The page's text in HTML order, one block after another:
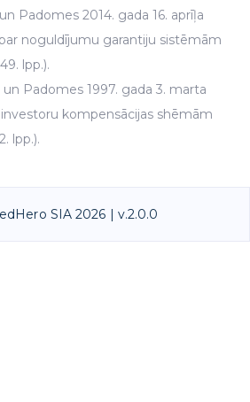
Padomes 2014. gada 16. aprīļa
noguldījumu garantiju sistēmām
lpp.).
Padomes 1997. gada 3. marta
kompensācijas shēmām
lpp.).
SIA 2026 | v.2.0.0